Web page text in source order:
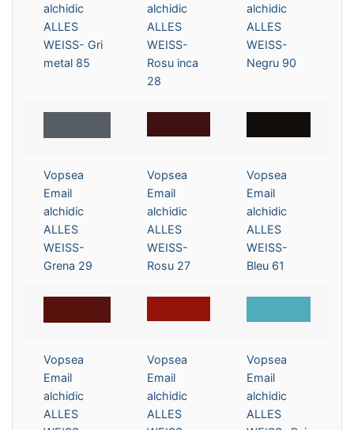
alchidic
ALLES
WEISS- Gri
metal 85
alchidic
ALLES
WEISS-
Rosu inca
28
alchidic
ALLES
WEISS-
Negru 90
Vopsea
Email
alchidic
ALLES
WEISS-
Grena 29
Vopsea
Email
alchidic
ALLES
WEISS-
Rosu 27
Vopsea
Email
alchidic
ALLES
WEISS-
Bleu 61
Vopsea
Email
alchidic
ALLES
Vopsea
Email
alchidic
ALLES
Vopsea
Email
alchidic
ALLES